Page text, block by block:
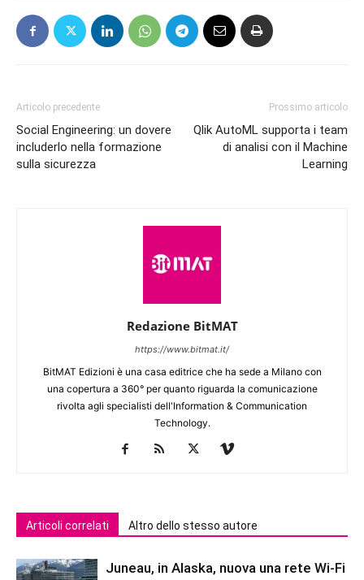
Articolo precedente
Social Engineering: un dovere
includerlo nella formazione
sulla sicurezza
Prossimo articolo
Qlik AutoML supporta i team
di analisi con il Machine
Learning
Redazione BitMAT
https://www.bitmat.it/
BitMAT Edizioni è una casa editrice che ha sede a Milano con
una copertura a 360° per quanto riguarda la comunicazione
rivolta agli specialisti dell'lnformation & Communication
Technology.
Articoli correlati Altro dello stesso autore
Juneau, in Alaska, nuova una rete Wi-Fi